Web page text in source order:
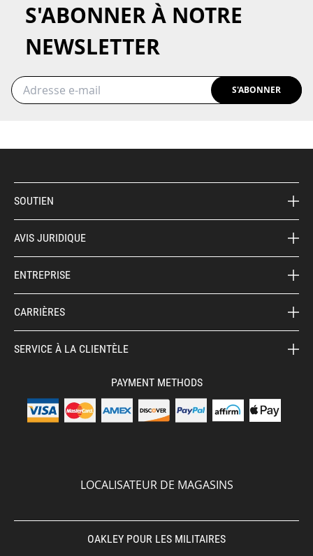
S'ABONNER À NOTRE
NEWSLETTER
S'ABONNER
SOUTIEN
AVIS JURIDIQUE
ENTREPRISE
CARRIÈRES
SERVICE À LA CLIENTÈLE
PAYMENT METHODS
LOCALISATEUR DE MAGASINS
OAKLEY POUR LES MILITAIRES